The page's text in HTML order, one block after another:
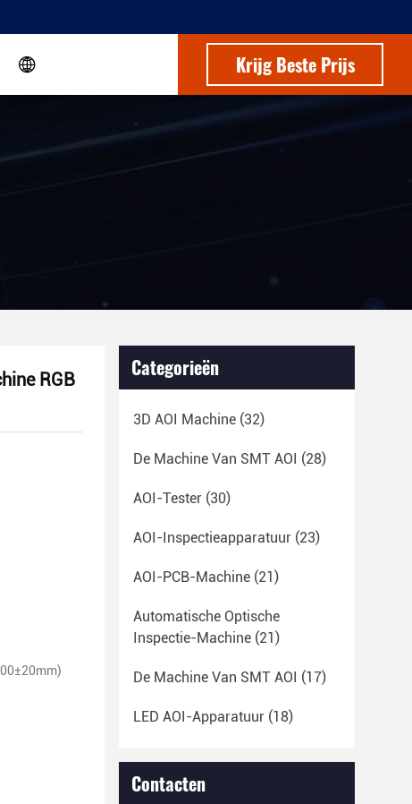
Krijg Beste Prijs
RGB
Categorieën
3D AOI Machine (32)
De Machine Van SMT AOI (28)
AOI-Tester (30)
AOI-Inspectieapparatuur (23)
AOI-PCB-Machine (21)
Automatische Optische
Inspectie-Machine (21)
De Machine Van SMT AOI (17)
LED AOI-Apparatuur (18)
Contacten